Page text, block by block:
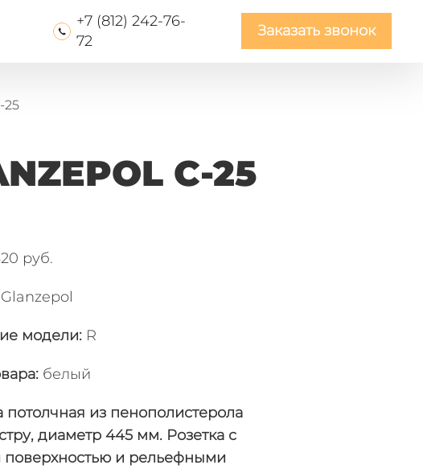
+7 (812) 242-76-
72
Заказать звонок
25
C-25
руб.
Glanzepol
модели: R
: белый
потолчная из пенополистерола
диаметр 445 мм. Розетка с
поверхностью и рельефными